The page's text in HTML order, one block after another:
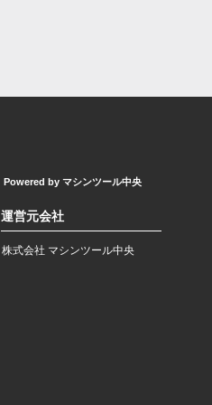
Powered by マシンツール中央
運営元会社
株式会社 マシンツール中央